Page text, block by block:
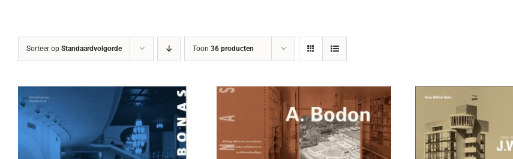
Sorteer op Standaardvolgorde Toon 36 producten